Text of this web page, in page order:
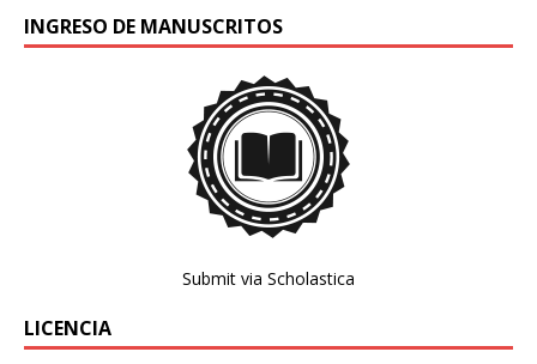
INGRESO DE MANUSCRITOS
Submit via Scholastica
LICENCIA